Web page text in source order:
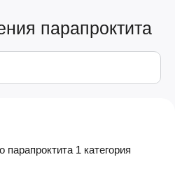
парапроктита
парапроктита 1 категория